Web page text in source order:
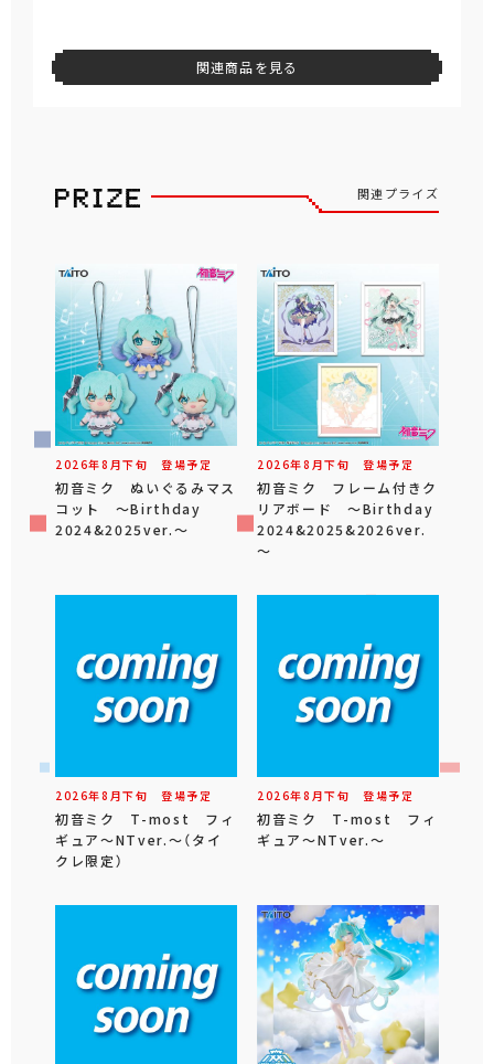
関連商品を見る
関連プライズ
2026年8 月下旬 登場予定
初音ミク ぬいぐるみマス
コット ～Birthday
2024&2025ver.～
2026年8 月下旬 登場予定
初音ミク フレーム付きク
リアボード ～Birthday
2024&2025&2026ver.
～
2026年8 月下旬 登場予定
初音ミク T-most フィ
ギュア～NTver.～（タイ
クレ限定）
2026年8 月下旬 登場予定
初音ミク T-most フィ
ギュア～NTver.～